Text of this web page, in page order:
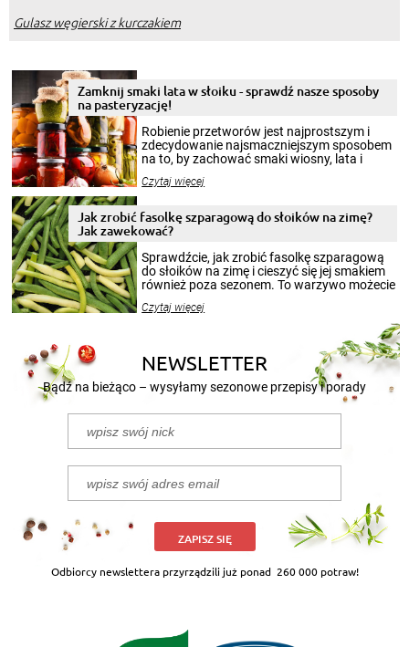
Gulasz węgierski z kurczakiem
Zamknij smaki lata w słoiku - sprawdź nasze sposoby
na pasteryzację!
Robienie przetworów jest najprostszym i
zdecydowanie najsmaczniejszym sposobem
na to, by zachować smaki wiosny, lata i
krajobrazów, by cieszyć nimi oko w sezonie
pełni poczuć atmosferę cieplejszych
miesięcy. Przygotowanie słoików ze
patenty, które pozwolą zachować świeżość
przetworów.
Czytaj więcej
Jak zrobić fasolkę szparagową do słoików na zimę?
Jak zawekować?
Sprawdźcie, jak zrobić fasolkę szparagową
do słoików na zimę i cieszyć się jej smakiem
również poza sezonem. To warzywo możecie
nasze propozycje!
Czytaj więcej
NEWSLETTER
Bądź na bieżąco – wysyłamy sezonowe przepisy i porady
ZAPISZ SIĘ
Odbiorcy newslettera przyrządzili już ponad 260 000 potraw!